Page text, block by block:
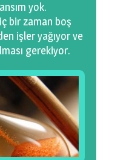
yok.
bir zaman boş
işler yağıyor ve
gerekiyor.